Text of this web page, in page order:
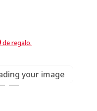
de regalo.
your image